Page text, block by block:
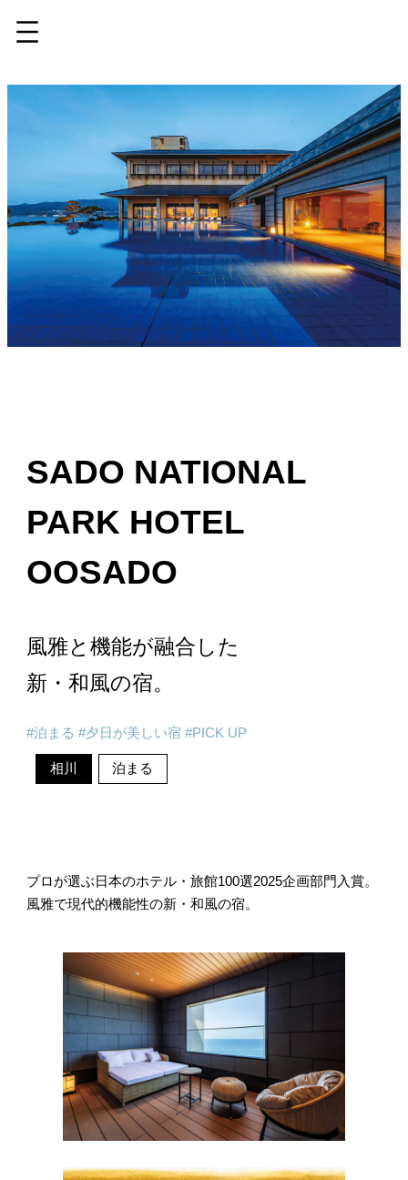
容
ッ
プ
SADO NATIONAL
PARK HOTEL
OOSADO
風雅と機能が融合した
新・和風の宿。
泊まる 夕日が美しい宿 PICK UP
相川 泊まる
プロが選ぶ日本のホテル・旅館100選2025企画部門入賞。
風雅で現代的機能性の新・和風の宿。